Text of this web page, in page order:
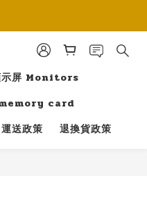
示屏 Monitors
card
運送政策 退換貨政策